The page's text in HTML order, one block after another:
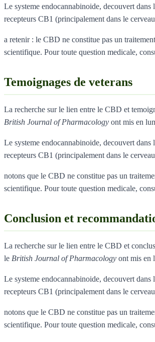
Le systeme endocannabinoide, decouvert
recepteurs CB1 (principalement dans le
a retenir : le CBD ne constitue pas un
scientifique. Pour toute question medicale,
Temoignages de veterans
La recherche sur le lien entre le CBD et
British Journal of Pharmacology ont mis en
Le systeme endocannabinoide, decouvert
recepteurs CB1 (principalement dans le
notons que le CBD ne constitue pas un
scientifique. Pour toute question medicale,
Conclusion et
La recherche sur le lien entre le CBD et
le British Journal of Pharmacology ont mis en
Le systeme endocannabinoide, decouvert
recepteurs CB1 (principalement dans le
notons que le CBD ne constitue pas un
scientifique. Pour toute question medicale,